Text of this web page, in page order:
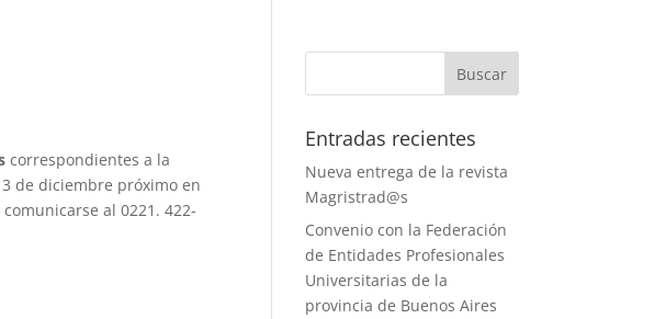
correspondientes a la
de diciembre próximo en
al 0221. 422-
Entradas recientes
Nueva entrega de la revista
Magristrad@s
Convenio con la Federación
de Entidades Profesionales
Universitarias de la
provincia de Buenos Aires